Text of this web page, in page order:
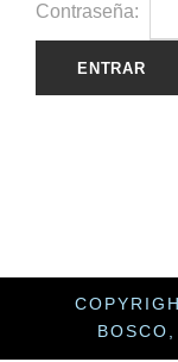
Contraseña: